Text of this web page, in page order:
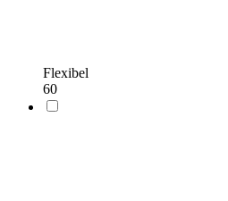
Flexibel
60